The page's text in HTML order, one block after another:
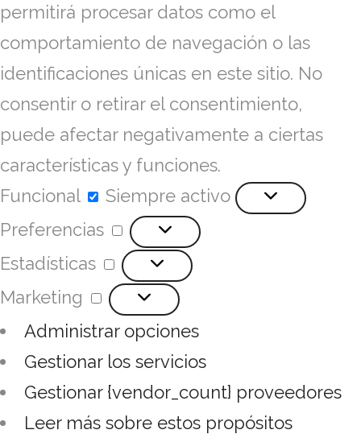
permitirá procesar datos como el
comportamiento de navegación o las
identificaciones únicas en este sitio. No
consentir o retirar el consentimiento,
puede afectar negativamente a ciertas
características y funciones.
Funcional
Siempre activo
Preferencias
Estadísticas
Marketing
Administrar opciones
Gestionar los servicios
Gestionar {vendor_count} proveedores
Leer más sobre estos propósitos